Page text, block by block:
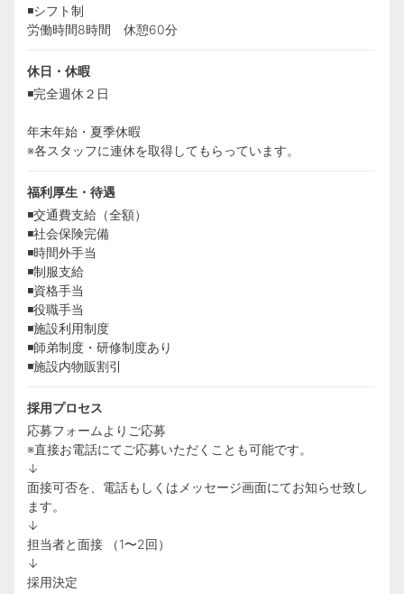
◾️シフト制
労働時間8時間 休憩60分
休日・休暇
◾️完全週休２日
年末年始・夏季休暇
※各スタッフに連休を取得してもらっています。
福利厚生・待遇
◾️交通費支給（全額）
◾️社会保険完備
◾️時間外手当
◾️制服支給
◾️資格手当
◾️役職手当
◾️施設利用制度
◾️師弟制度・研修制度あり
◾️施設内物販割引
採用プロセス
応募フォームよりご応募
※直接お電話にてご応募いただくことも可能です。
↓
面接可否を、電話もしくはメッセージ画面にてお知らせ致し
ます。
↓
担当者と面接 （1〜2回）
↓
採用決定